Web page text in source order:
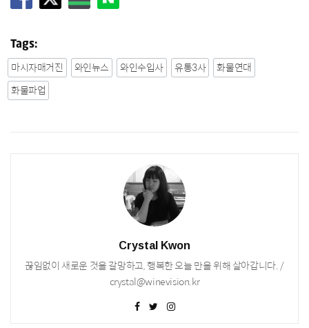
Tags:
마시자매거진 와인뉴스 와인수입사 유통3사
화물연대
화물파업
Crystal Kwon
끊임없이 새로운 것을 갈망하고, 행복한 오늘 만을 위해 살아갑니다. /
crystal@winevision.kr